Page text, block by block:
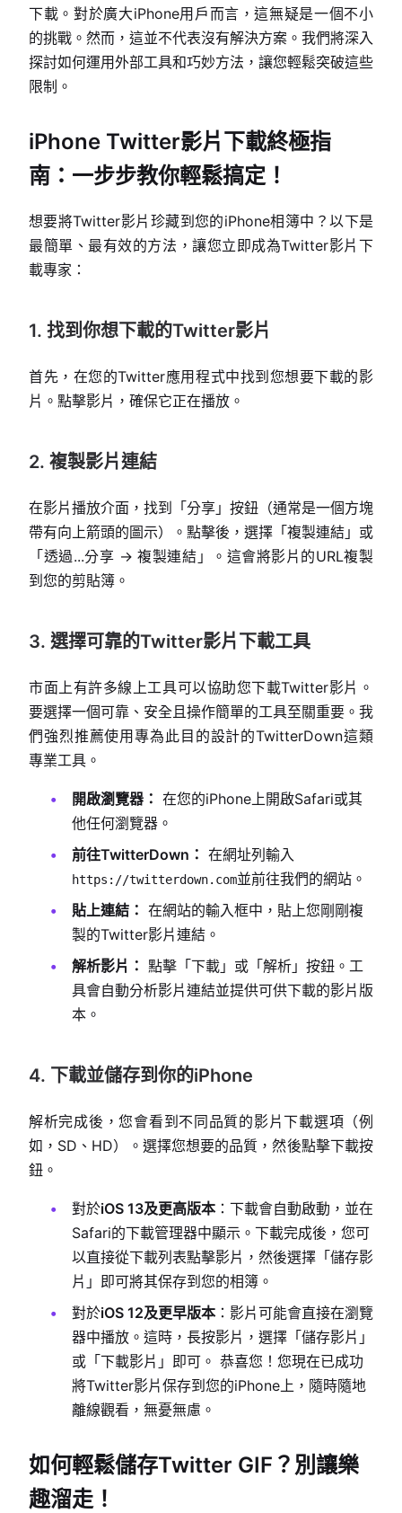
下載。對於廣大iPhone用戶而言，這無疑是一個不小
的挑戰。然而，這並不代表沒有解決方案。我們將深入
探討如何運用外部工具和巧妙方法，讓您輕鬆突破這些
限制。
iPhone Twitter影片下載終極指
南：一步步教你輕鬆搞定！
想要將Twitter影片珍藏到您的iPhone相簿中？以下是
最簡單、最有效的方法，讓您立即成為Twitter影片下
載專家：
1. 找到你想下載的Twitter影片
首先，在您的Twitter應用程式中找到您想要下載的影
片。點擊影片，確保它正在播放。
2. 複製影片連結
在影片播放介面，找到「分享」按鈕（通常是一個方塊
帶有向上箭頭的圖示）。點擊後，選擇「複製連結」或
「透過...分享 -> 複製連結」。這會將影片的URL複製
到您的剪貼簿。
3. 選擇可靠的Twitter影片下載工具
市面上有許多線上工具可以協助您下載Twitter影片。
要選擇一個可靠、安全且操作簡單的工具至關重要。我
們強烈推薦使用專為此目的設計的TwitterDown這類
專業工具。
開啟瀏覽器： 在您的iPhone上開啟Safari或其
他任何瀏覽器。
前往TwitterDown： 在網址列輸入
https://twitterdown.com並前往我們的網站。
貼上連結： 在網站的輸入框中，貼上您剛剛複
製的Twitter影片連結。
解析影片： 點擊「下載」或「解析」按鈕。工
具會自動分析影片連結並提供可供下載的影片版
本。
4. 下載並儲存到你的iPhone
解析完成後，您會看到不同品質的影片下載選項（例
如，SD、HD）。選擇您想要的品質，然後點擊下載按
鈕。
對於iOS 13及更高版本：下載會自動啟動，並在
Safari的下載管理器中顯示。下載完成後，您可
以直接從下載列表點擊影片，然後選擇「儲存影
片」即可將其保存到您的相簿。
對於iOS 12及更早版本：影片可能會直接在瀏覽
器中播放。這時，長按影片，選擇「儲存影片」
或「下載影片」即可。 恭喜您！您現在已成功
將Twitter影片保存到您的iPhone上，隨時隨地
離線觀看，無憂無慮。
如何輕鬆儲存Twitter GIF？別讓樂
趣溜走！